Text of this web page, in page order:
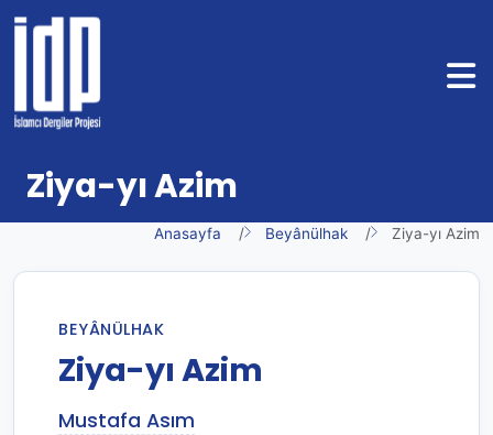
Ziya-yı Azim
Anasayfa Beyânülhak Ziya-yı Azim
BEYÂNÜLHAK
Ziya-yı Azim
Mustafa Asım